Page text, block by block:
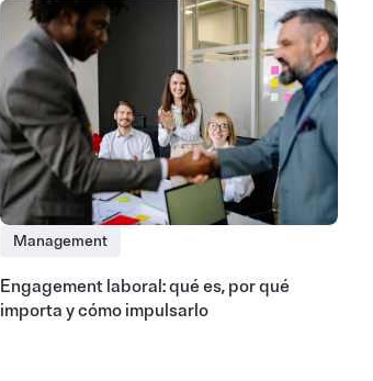
Management
Engagement laboral: qué es, por qué
importa y cómo impulsarlo